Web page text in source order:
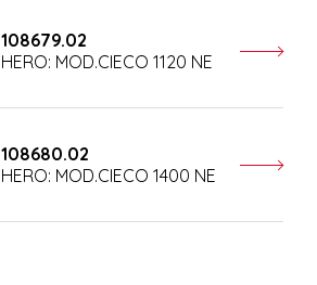
108679.02
HERO: MOD.CIECO 1120 NE
108680.02
HERO: MOD.CIECO 1400 NE